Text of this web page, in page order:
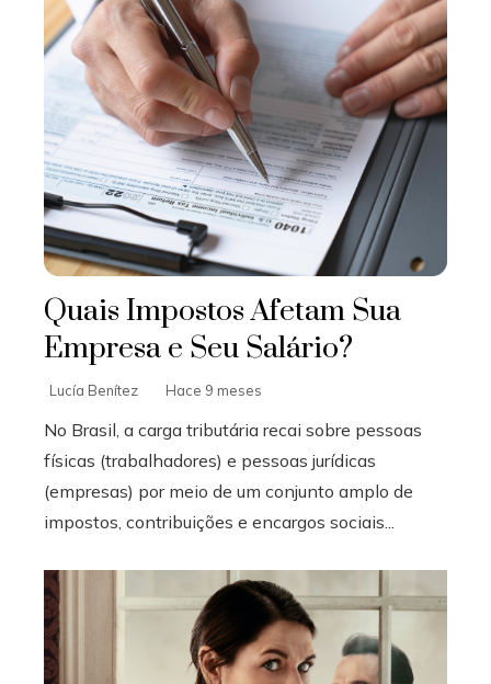
Quais Impostos Afetam Sua
Empresa e Seu Salário?
Lucía Benítez Hace 9 meses
No Brasil, a carga tributária recai sobre pessoas
físicas (trabalhadores) e pessoas jurídicas
(empresas) por meio de um conjunto amplo de
impostos, contribuições e encargos sociais...